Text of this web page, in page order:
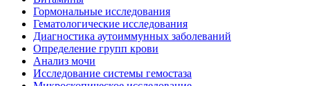
Гормональные исследования
Гематологические исследования
Диагностика аутоиммунных заболеваний
Определение групп крови
Анализ мочи
Исследование системы гемостаза